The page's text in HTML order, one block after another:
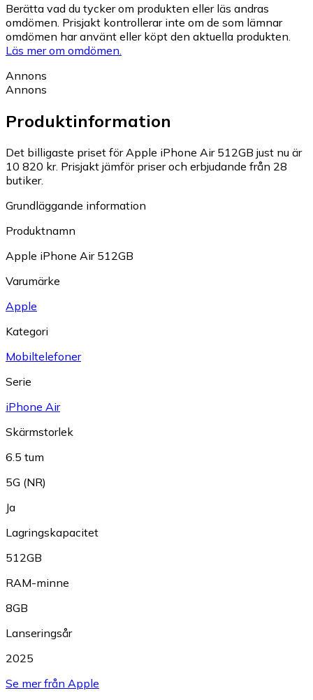
Berätta vad du tycker om produkten eller läs andras
omdömen. Prisjakt kontrollerar inte om de som lämnar
omdömen har använt eller köpt den aktuella produkten.
Läs mer om omdömen.
Annons
Annons
Produktinformation
Det billigaste priset för Apple iPhone Air 512GB just nu är
10 820 kr. Prisjakt jämför priser och erbjudande från 28
butiker.
Grundläggande information
Produktnamn
Apple iPhone Air 512GB
Varumärke
Apple
Kategori
Mobiltelefoner
Serie
iPhone Air
Skärmstorlek
6.5 tum
5G (NR)
Ja
Lagringskapacitet
512GB
RAM-minne
8GB
Lanseringsår
2025
Se mer från Apple